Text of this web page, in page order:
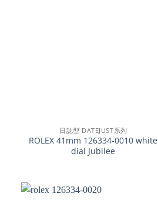
日誌型 DATEJUST系列
ROLEX 41mm 126334-0010 white
dial Jubilee